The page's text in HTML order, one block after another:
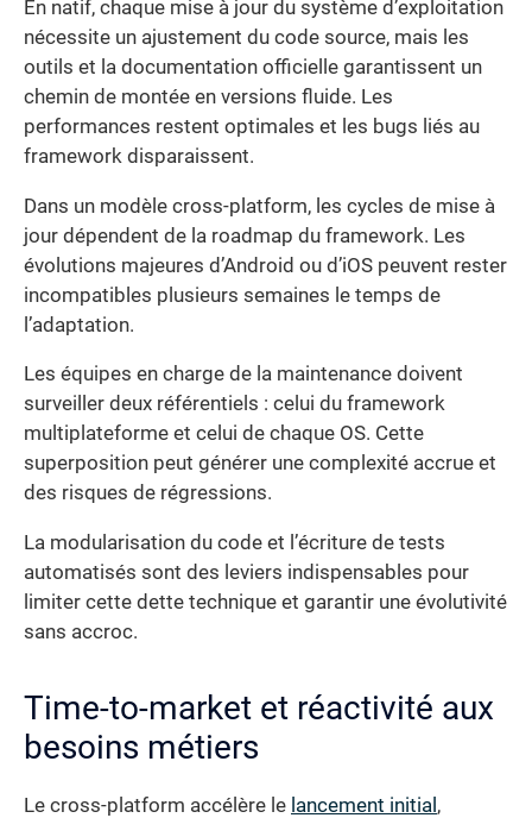
En natif, chaque mise à jour du système d’exploitation
nécessite un ajustement du code source, mais les
outils et la documentation officielle garantissent un
chemin de montée en versions fluide. Les
performances restent optimales et les bugs liés au
framework disparaissent.
Dans un modèle cross-platform, les cycles de mise à
jour dépendent de la roadmap du framework. Les
évolutions majeures d’Android ou d’iOS peuvent rester
incompatibles plusieurs semaines le temps de
l’adaptation.
Les équipes en charge de la maintenance doivent
surveiller deux référentiels : celui du framework
multiplateforme et celui de chaque OS. Cette
superposition peut générer une complexité accrue et
des risques de régressions.
La modularisation du code et l’écriture de tests
automatisés sont des leviers indispensables pour
limiter cette dette technique et garantir une évolutivité
sans accroc.
Time-to-market et réactivité aux
besoins métiers
Le cross-platform accélère le lancement initial ,